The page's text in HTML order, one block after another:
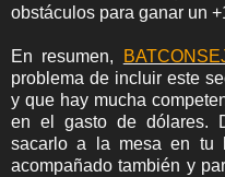
obstáculos para ganar un
En resumen,
problema de incluir este
y que hay mucha
en el gasto de dólares.
sacarlo a la mesa en tu
acompañado también y